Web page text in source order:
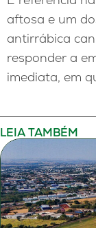
aftosa e um
antirrábica
responder a
imediata, em
LEIA TAMBÉM